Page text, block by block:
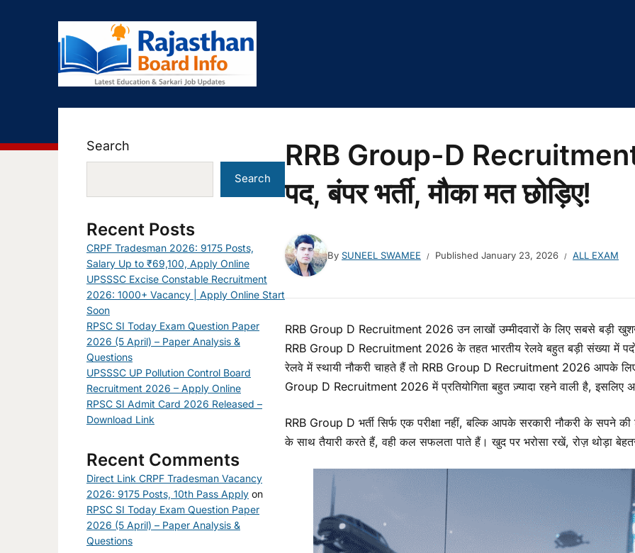
RRB Group-D
पद, बंपर भर्ती, मौका मत छोड़िए!
By SUNEEL SWAMEE Published January 23, 2026 ALL EXAM
RRB Group D Recruitment 2026 उन लाखों उम्मीदवारों के लिए सबसे बड़ी
RRB Group D Recruitment 2026 के तहत भारतीय रेलवे बहुत बड़ी संख्या में
रेलवे में स्थायी नौकरी चाहते हैं तो RRB Group D Recruitment 2026 आपके
Group D Recruitment 2026 में प्रतियोगिता बहुत ज़्यादा रहने वाली है, इसलिए
RRB Group D भर्ती सिर्फ एक परीक्षा नहीं, बल्कि आपके सरकारी नौकरी के
के साथ तैयारी करते हैं, वही कल सफलता पाते हैं। खुद पर भरोसा रखें, रोज़ थोड़ा
Search
Search
Recent Posts
CRPF Tradesman 2026: 9175 Posts,
Salary Up to ₹69,100, Apply Online
UPSSSC Excise Constable Recruitment
2026: 1000+ Vacancy | Apply Online Start
Soon
RPSC SI Today Exam Question Paper
2026 (5 April) – Paper Analysis &
Questions
UPSSSC UP Pollution Control Board
Recruitment 2026 – Apply Online
RPSC SI Admit Card 2026 Released –
Download Link
Recent Comments
Direct Link CRPF Tradesman Vacancy
2026: 9175 Posts, 10th Pass Apply on
RPSC SI Today Exam Question Paper
2026 (5 April) – Paper Analysis &
Questions